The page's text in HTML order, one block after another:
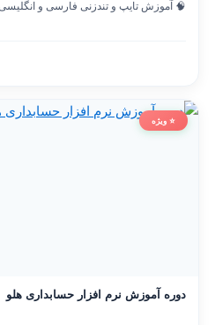
🧠 آموزش تایپ و تندزنی فارسی و انگلیسی
⭐ ویژه
دوره آموزش نرم افزار حسابداری هلو